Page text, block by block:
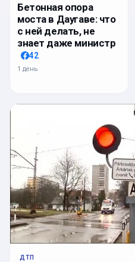
Бетонная опора
моста в Даугаве: что
с ней делать, не
знает даже министр
42
1 день
ДТП